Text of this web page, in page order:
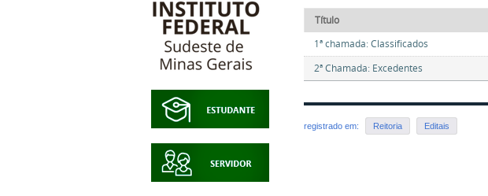
Título
1ª chamada: Classificados
2ª Chamada: Excedentes
registrado em: Reitoria Editais